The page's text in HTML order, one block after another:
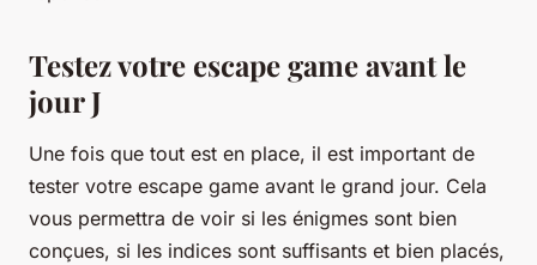
Testez votre escape game avant le
jour J
Une fois que tout est en place, il est important de
tester votre escape game avant le grand jour. Cela
vous permettra de voir si les énigmes sont bien
conçues, si les indices sont suffisants et bien placés,